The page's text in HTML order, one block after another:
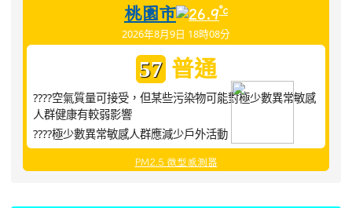
桃園市 26.9°c
2026年8月9日 18時08分
57 普通
????空氣質量可接受，但某些污染物可能對極少數異常敏感
人群健康有較弱影響
????極少數異常敏感人群應減少戶外活動
PM2.5 微型感測器